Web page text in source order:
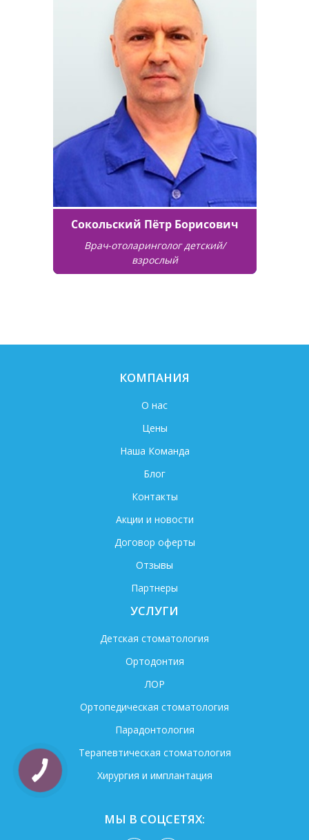
Сокольский Пётр Борисович
Врач-отоларинголог детский/
взрослый
КОМПАНИЯ
О нас
Цены
Наша Команда
Блог
Контакты
Акции и новости
Договор оферты
Отзывы
Партнеры
УСЛУГИ
Детская стоматология
Ортодонтия
ЛОР
Ортопедическая стоматология
Парадонтология
Терапевтическая стоматология
Хирургия и имплантация
МЫ В СОЦСЕТЯХ: